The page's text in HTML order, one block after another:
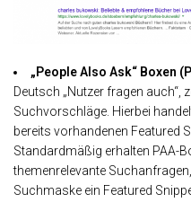
„People Also Ask“ Boxen
Deutsch „Nutzer fragen auch“,
Suchvorschläge. Hierbei
bereits vorhandenen Featured
Standardmäßig erhalten PAA-
themenrelevante
Suchmaske ein Featured